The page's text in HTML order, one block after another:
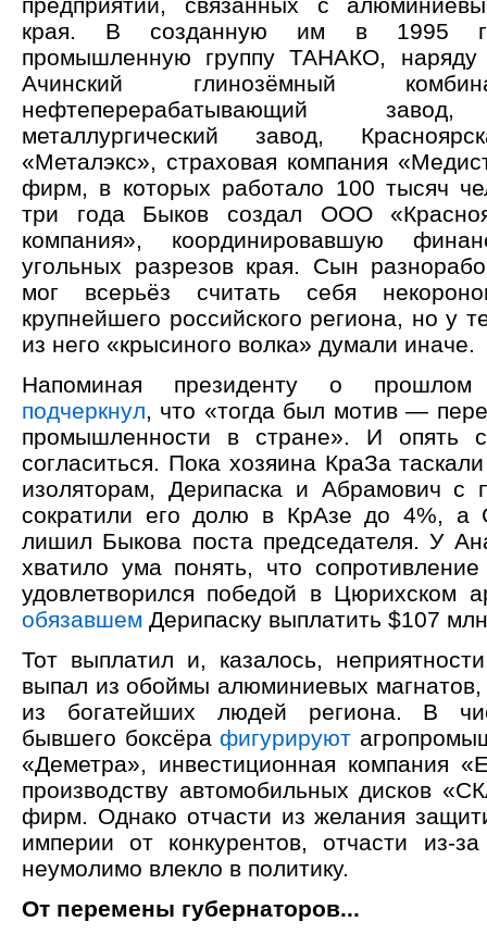
предприятий, связанных с
края. В созданную им в 1995
промышленную группу ТАНАКО,
Ачинский глинозёмный
нефтеперерабатывающий завод,
металлургический завод,
«Металэкс», страховая компания
фирм, в которых работало 100 тысяч
три года Быков создал ООО
компания», координировавшую
угольных разрезов края. Сын
мог всерьёз считать себя
крупнейшего российского региона, но у
из него «крысиного волка» думали иначе.
Напоминая президенту о
подчеркнул, что «тогда был мотив —
промышленности в стране». И опять
согласиться. Пока хозяина КраЗа
изоляторам, Дерипаска и Абрамович с
сократили его долю в КрАзе до 4%, а
лишил Быкова поста председателя. У
хватило ума понять, что
удовлетворился победой в Цюрихском
обязавшем Дерипаску выплатить $107
Тот выплатил и, казалось,
выпал из обоймы алюминиевых
из богатейших людей региона. В
бывшего боксёра фигурируют
«Деметра», инвестиционная компания
производству автомобильных дисков
фирм. Однако отчасти из желания
империи от конкурентов, отчасти из-
неумолимо влекло в политику.
От перемены губернаторов...